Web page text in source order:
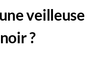
veilleuse
?